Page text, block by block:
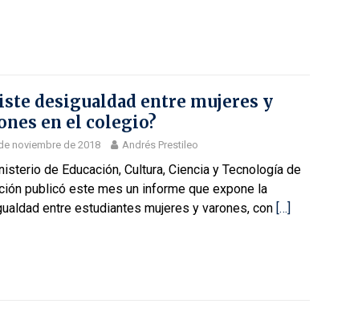
desigualdad entre mujeres y
en el colegio?
noviembre de 2018 Andrés Prestileo
de Educación, Cultura, Ciencia y Tecnología de
publicó este mes un informe que expone la
entre estudiantes mujeres y varones, con […]